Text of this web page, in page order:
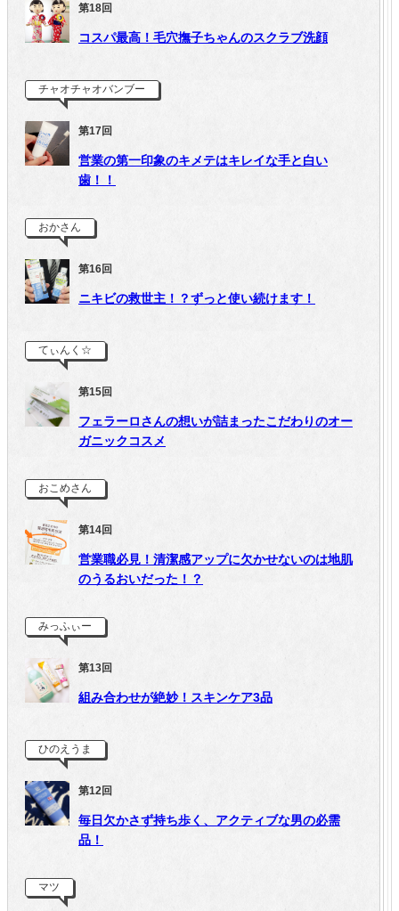
第18回
コスパ最高！毛穴撫子ちゃんのスクラブ洗顔
チャオチャオバンブー
第17回
営業の第一印象のキメテはキレイな手と白い
歯！！
おかさん
第16回
ニキビの救世主！？ずっと使い続けます！
てぃんく☆
第15回
フェラーロさんの想いが詰まったこだわりのオー
ガニックコスメ
おこめさん
第14回
営業職必見！清潔感アップに欠かせないのは地肌
のうるおいだった！？
みっふぃー
第13回
組み合わせが絶妙！スキンケア3品
ひのえうま
第12回
毎日欠かさず持ち歩く、アクティブな男の必需
品！
マツ